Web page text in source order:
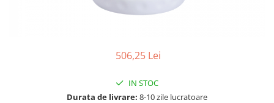
506,25 Lei
IN STOC
Durata de livrare: 8-10 zile lucratoare